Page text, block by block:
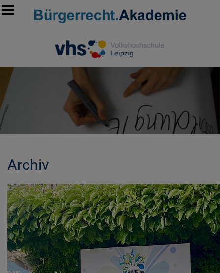
MORE INFORMATION
Archiv